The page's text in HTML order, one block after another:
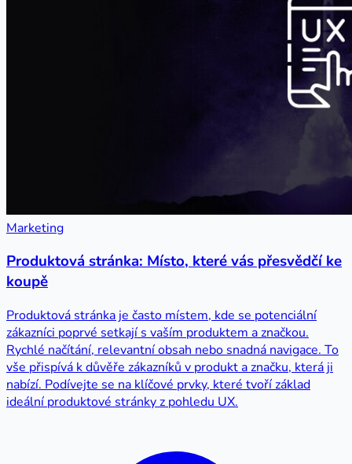
Marketing
Produktová stránka: Místo, které vás přesvědčí ke
koupě
Produktová stránka je často místem, kde se potenciální
zákazníci poprvé setkají s vaším produktem a značkou.
Rychlé načítání, relevantní obsah nebo snadná navigace. To
vše přispívá k důvěře zákazníků v produkt a značku, která ji
nabízí. Podívejte se na klíčové prvky, které tvoří základ
ideální produktové stránky z pohledu UX.